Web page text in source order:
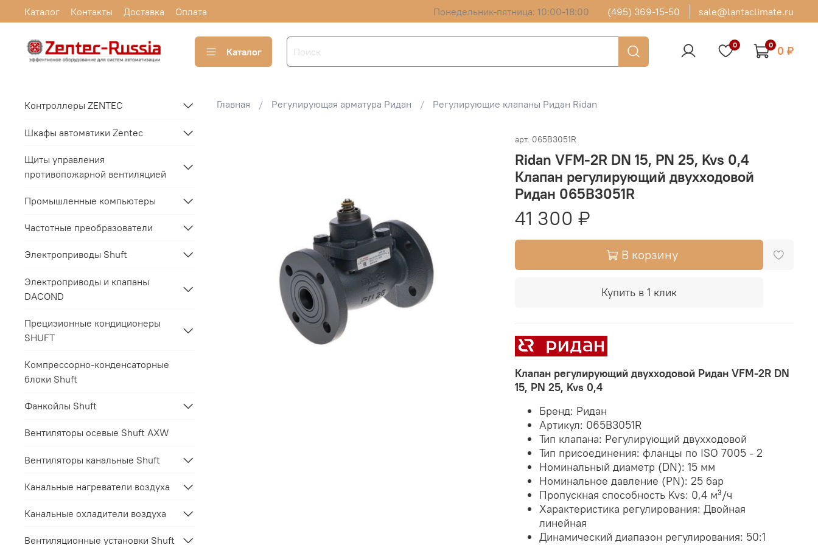
Каталог Контакты Доставка Оплата Понедельник-пятница: 10:00-18:00 (495) 369-15-50 sale@lantaclimate.ru
Каталог
0 0 0 ₽
Главная Регулирующая арматура Ридан Регулирующие клапаны Ридан Ridan
арт. 065B3051R
Ridan VFM-2R DN 15, PN 25, Kvs 0,4
Клапан регулирующий двухходовой
Ридан 065B3051R
41 300 ₽
В корзину
Купить в 1 клик
Клапан регулирующий двухходовой Ридан VFM-2R DN
15, PN 25, Kvs 0,4
Бренд: Ридан
Артикул: 065B3051R
Тип клапана: Регулирующий двухходовой
Тип присоединения: фланцы по ISO 7005 - 2
Номинальный диаметр (DN): 15 мм
Номинальное давление (PN): 25 бар
Пропускная способность Kvs: 0,4 м³/ч
Характеристика регулирования: Двойная
линейная
Динамический диапазон регулирования: 50:1
Контроллеры ZENTEC
Шкафы автоматики Zentec
Щиты управления
противопожарной вентиляцией
Промышленные компьютеры
Частотные преобразователи
Электроприводы Shuft
Электроприводы и клапаны
DACOND
Прецизионные кондиционеры
SHUFT
Компрессорно-конденсаторные
блоки Shuft
Фанкойлы Shuft
Вентиляторы осевые Shuft AXW
Вентиляторы канальные Shuft
Канальные нагреватели воздуха
Канальные охладители воздуха
Вентиляционные установки Shuft